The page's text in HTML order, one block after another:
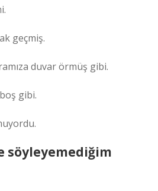
geçmiş.
duvar örmüş gibi.
gibi.
söyleyemediğim